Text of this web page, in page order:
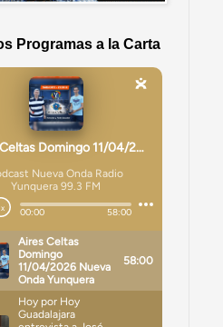
Programas a la Carta